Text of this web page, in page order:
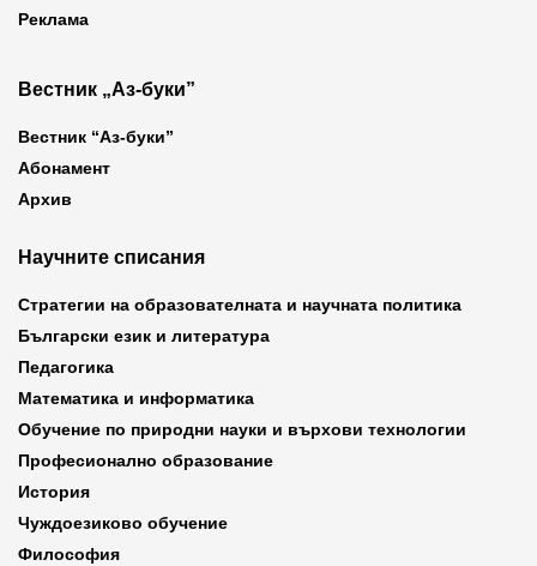
Реклама
Вестник „Аз-буки”
Вестник “Аз-буки”
Абонамент
Архив
Научните списания
Стратегии на образователната и научната политика
Български език и литература
Педагогика
Математика и информатика
Обучение по природни науки и върхови технологии
Професионално образование
История
Чуждоезиково обучение
Философия